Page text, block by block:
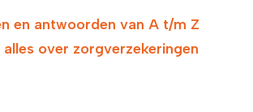
en antwoorden van A t/m Z
over zorgverzekeringen